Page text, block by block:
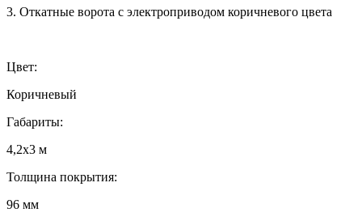
3. Откатные ворота с электроприводом коричневого цвета
Цвет:
Коричневый
Габариты:
4,2х3 м
Толщина покрытия:
96 мм